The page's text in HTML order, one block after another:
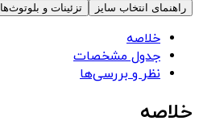
راهنمای انتخاب سایز
تزئینات و بلوتوث‌ها
خلاصه
جدول مشخصات
نظر و بررسی‌ها
خلاصه